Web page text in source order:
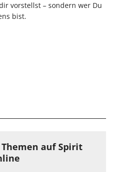
vorstellst – sondern wer Du
bist.
auf Spirit